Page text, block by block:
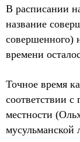
В расписании
название
совершенного)
времени
Точное время
соответствии с
местности
мусульманской